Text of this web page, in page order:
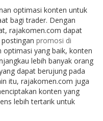
optimasi konten untuk
bagi trader. Dengan
rajakomen.com dapat
promosi di
optimasi yang baik, konten
lebih banyak orang
dapat berujung pada
itu, rajakomen.com juga
konten yang
lebih tertarik untuk